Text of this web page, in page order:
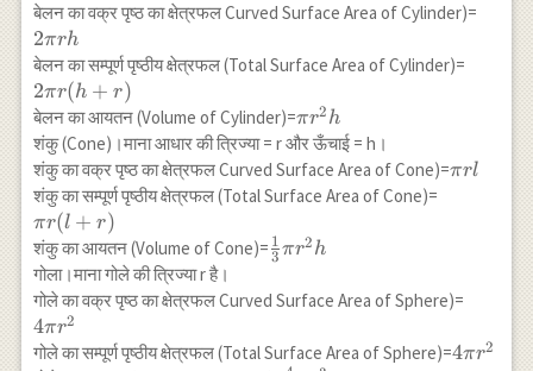
बेलन का वक्र पृष्ठ का क्षेत्रफल Curved Surface Area of Cylinder)=
2πrh
बेलन का सम्पूर्ण पृष्ठीय क्षेत्रफल (Total Surface Area of Cylinder)=
2πr(h + r)
बेलन का आयतन (Volume of Cylinder)=\pi
r^{2}
h
πr2 h
शंकु (Cone)।माना आधार की त्रिज्या = r और ऊँचाई = h।
शंकु का वक्र पृष्ठ का क्षेत्रफल Curved Surface Area of Cone)=\pi
πrl
शंकु का सम्पूर्ण पृष्ठीय क्षेत्रफल (Total Surface Area of Cone)=
πr(l + r)
शंकु का आयतन (Volume of Cone)=\frac{1}
r^{2} h
3
1 πr2 h
गोला।माना गोले की त्रिज्या r है।
गोले का वक्र पृष्ठ का क्षेत्रफल Curved Surface Area of Sphere)=
4πr2
गोले का सम्पूर्ण पृष्ठीय क्षेत्रफल (Total Surface Area of Sphere)=4 \pi
4πr2